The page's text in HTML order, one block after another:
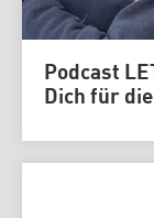
Podcast
Dich für